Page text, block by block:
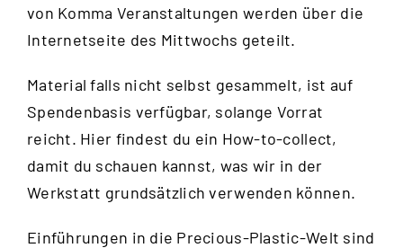
von Komma Veranstaltungen werden über die
Internetseite des Mittwochs geteilt.
Material falls nicht selbst gesammelt, ist auf
Spendenbasis verfügbar, solange Vorrat
reicht. Hier findest du ein How-to-collect,
damit du schauen kannst, was wir in der
Werkstatt grundsätzlich verwenden können.
Einführungen in die Precious-Plastic-Welt sind